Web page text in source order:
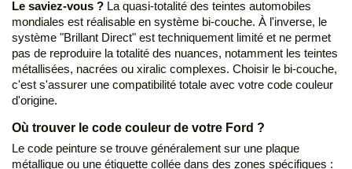
Le saviez-vous ? La quasi-totalité des teintes automobiles
mondiales est réalisable en système bi-couche. À l'inverse, le
système "Brillant Direct" est techniquement limité et ne permet
pas de reproduire la totalité des nuances, notamment les teintes
métallisées, nacrées ou xiralic complexes. Choisir le bi-couche,
c'est s'assurer une compatibilité totale avec votre code couleur
d'origine.
Où trouver le code couleur de votre Ford ?
Le code peinture se trouve généralement sur une plaque
métallique ou une étiquette collée dans des zones spécifiques :